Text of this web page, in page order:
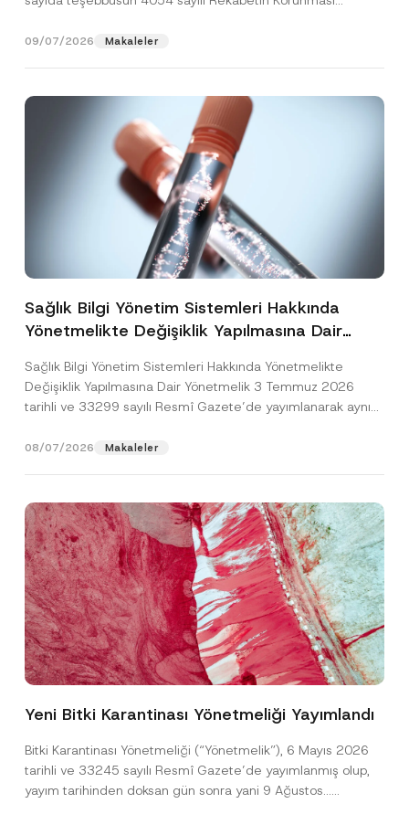
09/07/2026 Makaleler
Sağlık Bilgi Yönetim Sistemleri Hakkında
Yönetmelikte Değişiklik Yapılmasına Dair
Sağlık Bilgi Yönetim Sistemleri Hakkında Yönetmelikte
Değişiklik Yapılmasına Dair Yönetmelik 3 Temmuz 2026
tarihli ve 33299 sayılı Resmî Gazete’de yayımlanarak aynı
08/07/2026 Makaleler
Yeni Bitki Karantinası Yönetmeliği Yayımlandı
Bitki Karantinası Yönetmeliği (“Yönetmelik”), 6 Mayıs 2026
tarihli ve 33245 sayılı Resmî Gazete’de yayımlanmış olup,
yayım tarihinden doksan gün sonra yani 9 Ağustos...
Ad*
Firma